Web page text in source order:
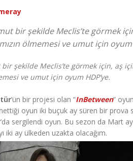
bir şekilde Meclis’te görmek
ölmemesi ve umut için oyum
şekilde Meclis’te görmek için, aş
ve umut için oyum HDP’ye.
’ün bir projesi olan “InBetween“
oyun iki buçuk ay süren bir prova
sergilendi oyun. Bu sezon da Mart
iki ay ülkeden uzakta olacağım.